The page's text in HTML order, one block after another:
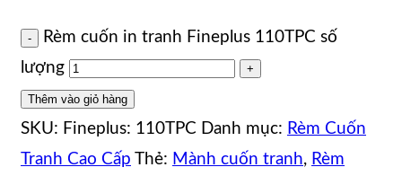
Rèm cuốn in tranh Fineplus 110TPC số
lượng
Thêm vào giỏ hàng
SKU: Fineplus: 110TPC Danh mục: Rèm Cuốn
Tranh Cao Cấp Thẻ: Mành cuốn tranh, Rèm